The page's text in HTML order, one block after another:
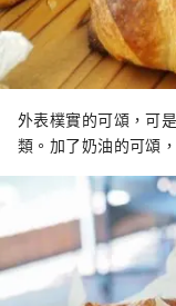
外表樸實的可頌，可
類。加了奶油的可頌